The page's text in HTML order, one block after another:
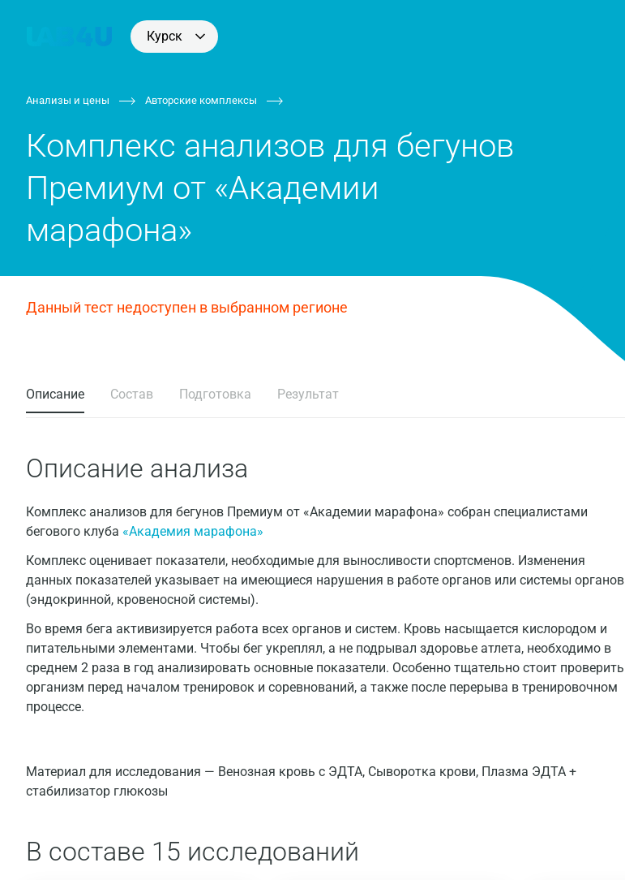
Курск
Анализы и цены Авторские комплексы
Комплекс анализов для бегунов
Премиум от «Академии
марафона»
Данный тест недоступен в выбранном регионе
Описание Состав Подготовка Результат
Описание анализа
Комплекс анализов для бегунов Премиум от «Академии марафона» собран специалистами
бегового клуба «Академия марафона»
Комплекс оценивает показатели, необходимые для выносливости спортсменов. Изменения
данных показателей указывает на имеющиеся нарушения в работе органов или системы органов
(эндокринной, кровеносной системы).
Во время бега активизируется работа всех органов и систем. Кровь насыщается кислородом и
питательными элементами. Чтобы бег укреплял, а не подрывал здоровье атлета, необходимо в
среднем 2 раза в год анализировать основные показатели. Особенно тщательно стоит проверить
организм перед началом тренировок и соревнований, а также после перерыва в тренировочном
процессе.
Материал для исследования — Венозная кровь с ЭДТА, Сыворотка крови, Плазма ЭДТА +
стабилизатор глюкозы
В составе 15 исследований